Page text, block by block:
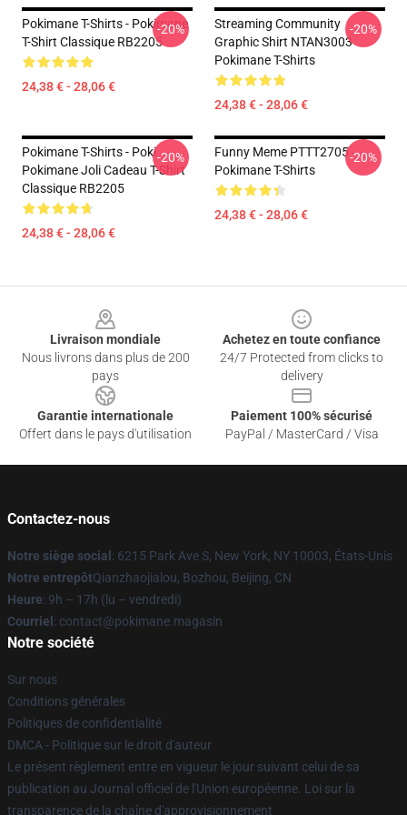
Pokimane T-Shirts - Pokimane
T-Shirt Classique RB2205
24,38 € - 28,06 €
-20%
Streaming Community
Graphic Shirt NTAN3003
Pokimane T-Shirts
24,38 € - 28,06 €
-20%
Pokimane T-Shirts - Poki
Pokimane Joli Cadeau T-Shirt
Classique RB2205
24,38 € - 28,06 €
-20%
Funny Meme PTTT2705
Pokimane T-Shirts
24,38 € - 28,06 €
-20%
Livraison mondiale
Nous livrons dans plus de 200
pays
Achetez en toute confiance
24/7 Protected from clicks to
delivery
Garantie internationale
Offert dans le pays d'utilisation
Paiement 100% sécurisé
PayPal / MasterCard / Visa
Contactez-nous
Notre siège social : 6215 Park Ave S, New York, NY 10003, États-Unis
Notre entrepôtQianzhaojialou, Bozhou, Beijing, CN
Heure: 9h – 17h (lu – vendredi)
Courriel : contact@pokimane.magasin
Notre société
Sur nous
Conditions générales
Politiques de confidentialité
DMCA - Politique sur le droit d'auteur
Le présent règlement entre en vigueur le jour suivant celui de sa
publication au Journal officiel de l'Union européenne. Loi sur la
transparence de la chaîne d'approvisionnement